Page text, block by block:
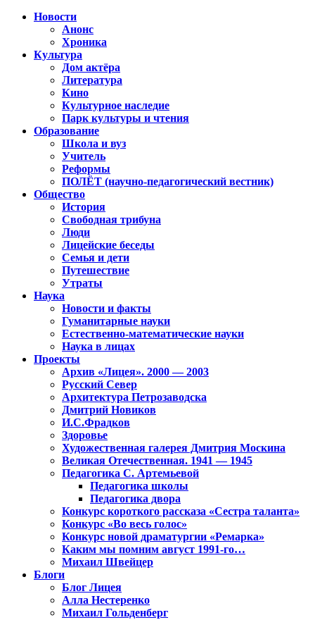
Новости
Анонс
Хроника
Культура
Дом актёра
Литература
Кино
Культурное наследие
Парк культуры и чтения
Образование
Школа и вуз
Учитель
Реформы
ПОЛЁТ (научно-педагогический вестник)
Общество
История
Свободная трибуна
Люди
Лицейские беседы
Семья и дети
Путешествие
Утраты
Наука
Новости и факты
Гуманитарные науки
Естественно-математические науки
Наука в лицах
Проекты
Архив «Лицея». 2000 — 2003
Русский Север
Архитектура Петрозаводска
Дмитрий Новиков
И.С.Фрадков
Здоровье
Художественная галерея Дмитрия Москина
Великая Отечественная. 1941 — 1945
Педагогика С. Артемьевой
Педагогика школы
Педагогика двора
Конкурс короткого рассказа «Сестра таланта»
Конкурс «Во весь голос»
Конкурс новой драматургии «Ремарка»
Каким мы помним август 1991-го…
Михаил Швейцер
Блоги
Блог Лицея
Алла Нестеренко
Михаил Гольденберг